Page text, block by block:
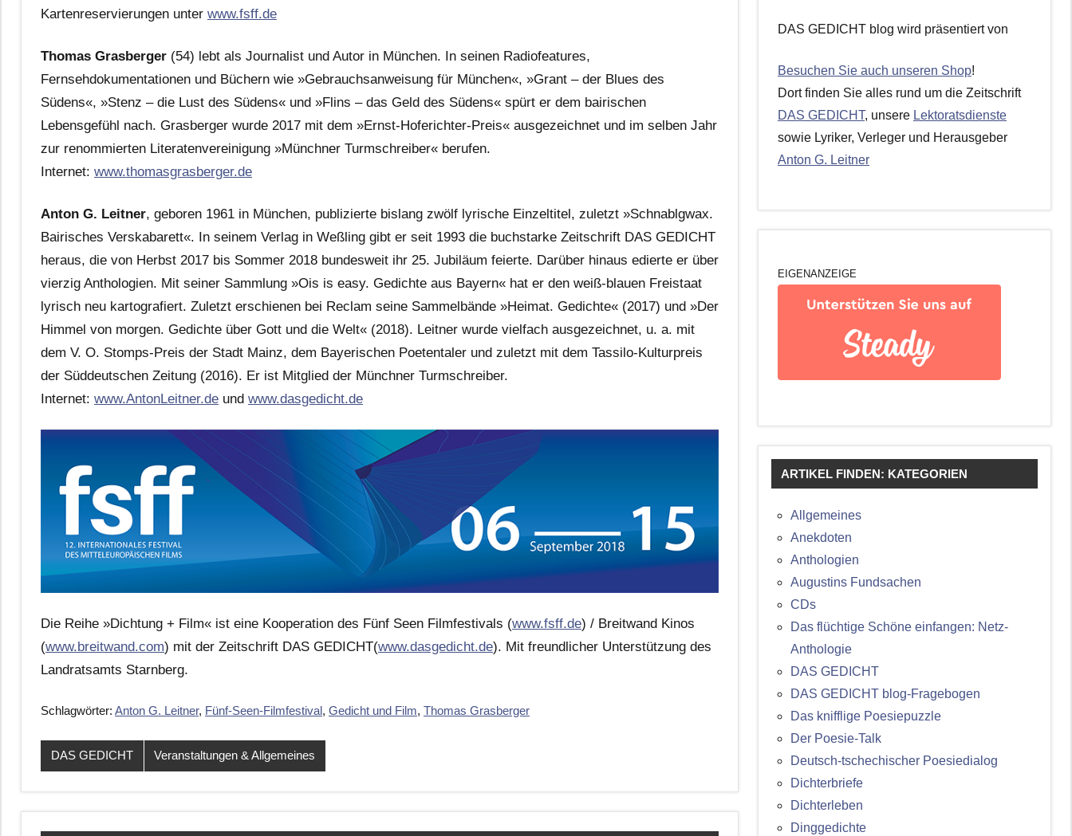
Kartenreservierungen unter www.fsff.de
Thomas Grasberger (54) lebt als Journalist und Autor in München. In seinen Radiofeatures,
Fernsehdokumentationen und Büchern wie »Gebrauchsanweisung für München«, »Grant – der Blues des
Südens«, »Stenz – die Lust des Südens« und »Flins – das Geld des Südens« spürt er dem bairischen
Lebensgefühl nach. Grasberger wurde 2017 mit dem »Ernst-Hoferichter-Preis« ausgezeichnet und im selben Jahr
zur renommierten Literatenvereinigung »Münchner Turmschreiber« berufen.
Internet: www.thomasgrasberger.de
Anton G. Leitner, geboren 1961 in München, publizierte bislang zwölf lyrische Einzeltitel, zuletzt »Schnablgwax.
Bairisches Verskabarett«. In seinem Verlag in Weßling gibt er seit 1993 die buchstarke Zeitschrift DAS GEDICHT
heraus, die von Herbst 2017 bis Sommer 2018 bundesweit ihr 25. Jubiläum feierte. Darüber hinaus edierte er über
vierzig Anthologien. Mit seiner Sammlung »Ois is easy. Gedichte aus Bayern« hat er den weiß-blauen Freistaat
lyrisch neu kartografiert. Zuletzt erschienen bei Reclam seine Sammelbände »Heimat. Gedichte« (2017) und »Der
Himmel von morgen. Gedichte über Gott und die Welt« (2018). Leitner wurde vielfach ausgezeichnet, u. a. mit
dem V. O. Stomps-Preis der Stadt Mainz, dem Bayerischen Poetentaler und zuletzt mit dem Tassilo-Kulturpreis
der Süddeutschen Zeitung (2016). Er ist Mitglied der Münchner Turmschreiber.
Internet: www.AntonLeitner.de und www.dasgedicht.de
Die Reihe »Dichtung + Film« ist eine Kooperation des Fünf Seen Filmfestivals (www.fsff.de) / Breitwand Kinos
(www.breitwand.com) mit der Zeitschrift DAS GEDICHT(www.dasgedicht.de). Mit freundlicher Unterstützung des
Landratsamts Starnberg.
Schlagwörter: Anton G. Leitner, Fünf-Seen-Filmfestival, Gedicht und Film, Thomas Grasberger
DAS GEDICHT Veranstaltungen & Allgemeines
DAS GEDICHT blog wird präsentiert von
Besuchen Sie auch unseren Shop!
Dort finden Sie alles rund um die Zeitschrift
DAS GEDICHT, unsere Lektoratsdienste
sowie Lyriker, Verleger und Herausgeber
Anton G. Leitner
EIGENANZEIGE
ARTIKEL FINDEN: KATEGORIEN
Allgemeines
Anekdoten
Anthologien
Augustins Fundsachen
CDs
Das flüchtige Schöne einfangen: Netz-
Anthologie
DAS GEDICHT
DAS GEDICHT blog-Fragebogen
Das knifflige Poesiepuzzle
Der Poesie-Talk
Deutsch-tschechischer Poesiedialog
Dichterbriefe
Dichterleben
Dinggedichte